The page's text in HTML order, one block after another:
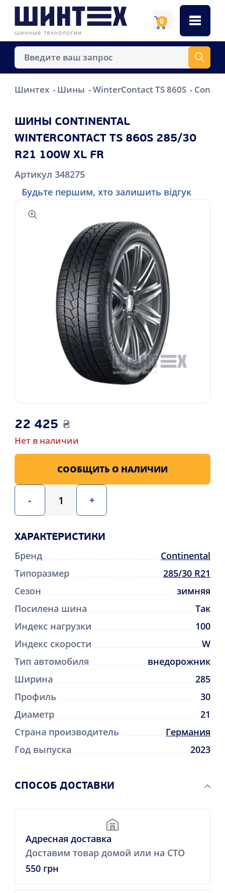
0
Шинтех Шины WinterContact TS 860S
ШИНЫ CONTINENTAL
WINTERCONTACT TS 860S 285/30
R21 100W XL FR
Артикул 348275
Будьте першим, хто залишить відгук
22 425 ₴
Нет в наличии
- +
СООБЩИТЬ О НАЛИЧИИ
ХАРАКТЕРИСТИКИ
Бренд
Continental
Типоразмер
285/30 R21
Сезон
зимняя
Посилена шина
Так
Индекс нагрузки
100
Индекс скорости
W
Тип автомобиля
внедорожник
Ширина
285
Профиль
30
Диаметр
21
Страна производитель
Германия
Год выпуска
2023
CПОСОБ ДОСТАВКИ
Адресная доставка
Доставим товар домой или на СТО
550 грн